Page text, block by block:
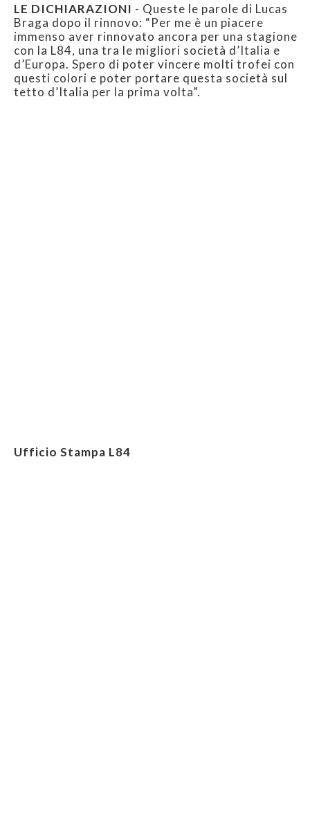
LE DICHIARAZIONI - Queste le parole di Lucas
Braga dopo il rinnovo: “Per me è un piacere
immenso aver rinnovato ancora per una stagione
con la L84, una tra le migliori società d’Italia e
d’Europa. Spero di poter vincere molti trofei con
questi colori e poter portare questa società sul
tetto d’Italia per la prima volta”.
Ufficio Stampa L84